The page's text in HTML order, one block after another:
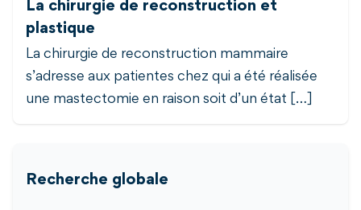
La chirurgie de reconstruction et
plastique
La chirurgie de reconstruction mammaire
s’adresse aux patientes chez qui a été réalisée
une mastectomie en raison soit d’un état […]
Recherche globale